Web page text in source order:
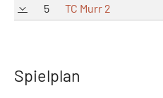
5 TC Murr 2
Spielplan